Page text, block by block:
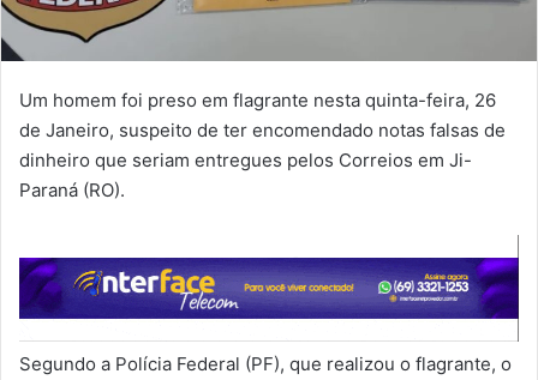
Um homem foi preso em flagrante nesta quinta-feira, 26
de Janeiro, suspeito de ter encomendado notas falsas de
dinheiro que seriam entregues pelos Correios em Ji-
Paraná (RO).
Segundo a Polícia Federal (PF), que realizou o flagrante, o